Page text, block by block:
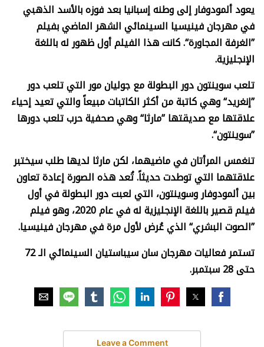
يعود ألمودوفار إلى وطنه إسبانيا بعد فوزه بالأسد الذهبي
في مهرجان فينيسيا السينمائي الشهر الماضي بفيلم
”الغرفة المجاورة“. كانت هذا الفيلم أول ظهور له باللغة
الإنجليزية.
تلعب سوينتون دور البطولة مع جوليان مور التي تلعب دور
”إنغريد“ وهي كاتبة من أكثر الكاتبات مبيعاً والتي تعيد إحياء
علاقتها مع صديقتها ”مارثا“ وهي صحفية حرب تلعب دورها
”سوينتون“.
تنغمس المرأتان في ماضيهما، لكن مارثا لديها طلب سيختبر
علاقتهما التي توطدت حديثاً. تُعد هذه الصورة إعادة تعاون
بين ألمودوفار وسوينتون، التي لعبت دور البطولة في أول
فيلم قصير باللغة الإنجليزية له في عام 2020، وهو فيلم
”الصوت البشري“ الذي عُرض لأول مرة في مهرجان فينيسيا.
تستمر فعاليات مهرجان سان سيباستيان السينمائي الـ 72
حتى 28 سبتمبر.
Leave a Comment